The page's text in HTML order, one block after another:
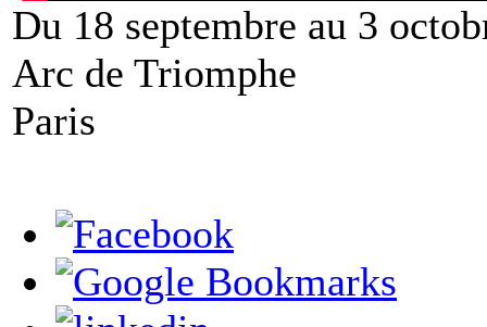
Du 18 septembre au 3
Arc de Triomphe
Paris